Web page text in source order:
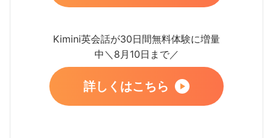
Kimini英会話が30日間無料体験に増量
中＼8月10日まで／
詳しくはこちら